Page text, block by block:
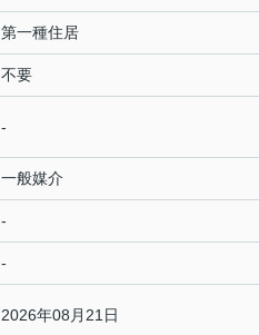
第一種住居
不要
-
一般媒介
-
-
2026年08月21日